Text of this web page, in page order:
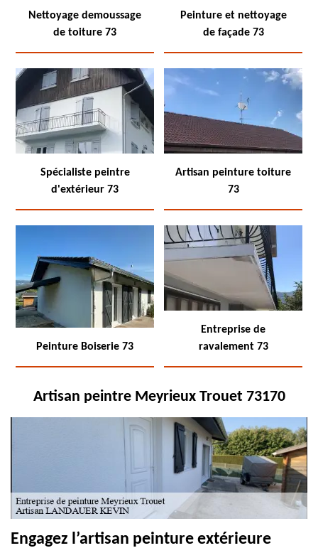
Nettoyage demoussage
de toiture 73
Peinture et nettoyage
de façade 73
Spécialiste peintre
d'extérieur 73
Artisan peinture toiture
73
Peinture Boiserie 73
Entreprise de
ravalement 73
Artisan peintre Meyrieux Trouet 73170
Engagez l’artisan peinture extérieure